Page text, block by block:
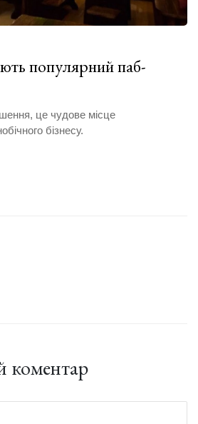
популярний паб-
це чудове місце
бізнесу.
коментар